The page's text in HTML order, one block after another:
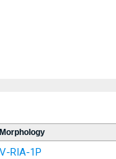
Morphology
V-RIA-1P